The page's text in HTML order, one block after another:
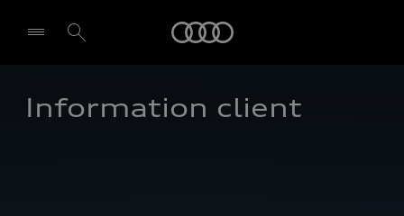
Select dealer
Information client